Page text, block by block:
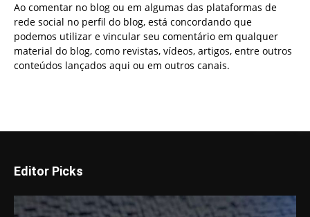
Ao comentar no blog ou em algumas das plataformas de
rede social no perfil do blog, está concordando que
podemos utilizar e vincular seu comentário em qualquer
material do blog, como revistas, vídeos, artigos, entre outros
conteúdos lançados aqui ou em outros canais.
Editor Picks